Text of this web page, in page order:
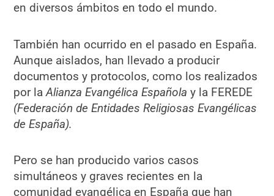
en diversos ámbitos en todo el mundo.
También han ocurrido en el pasado en España.
Aunque aislados, han llevado a producir
documentos y protocolos, como los realizados
por laAlianza Evangélica Española y la FEREDE
(Federación de Entidades Religiosas Evangélicas
de España).
Pero se han producido varios casos
simultáneos y graves recientes en la
comunidad evangélica en España que han